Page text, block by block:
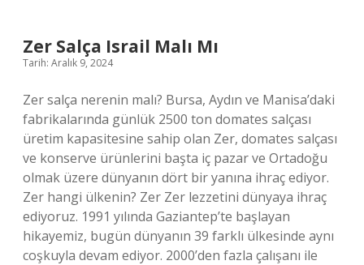
Zer Salça Israil Malı Mı
Tarih: Aralık 9, 2024
Zer salça nerenin malı? Bursa, Aydın ve Manisa’daki
fabrikalarında günlük 2500 ton domates salçası
üretim kapasitesine sahip olan Zer, domates salçası
ve konserve ürünlerini başta iç pazar ve Ortadoğu
olmak üzere dünyanın dört bir yanına ihraç ediyor.
Zer hangi ülkenin? Zer Zer lezzetini dünyaya ihraç
ediyoruz. 1991 yılında Gaziantep’te başlayan
hikayemiz, bugün dünyanın 39 farklı ülkesinde aynı
coşkuyla devam ediyor. 2000’den fazla çalışanı ile